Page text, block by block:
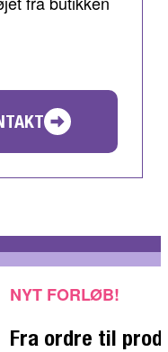
NYT FORLØB!
Fra ordre til